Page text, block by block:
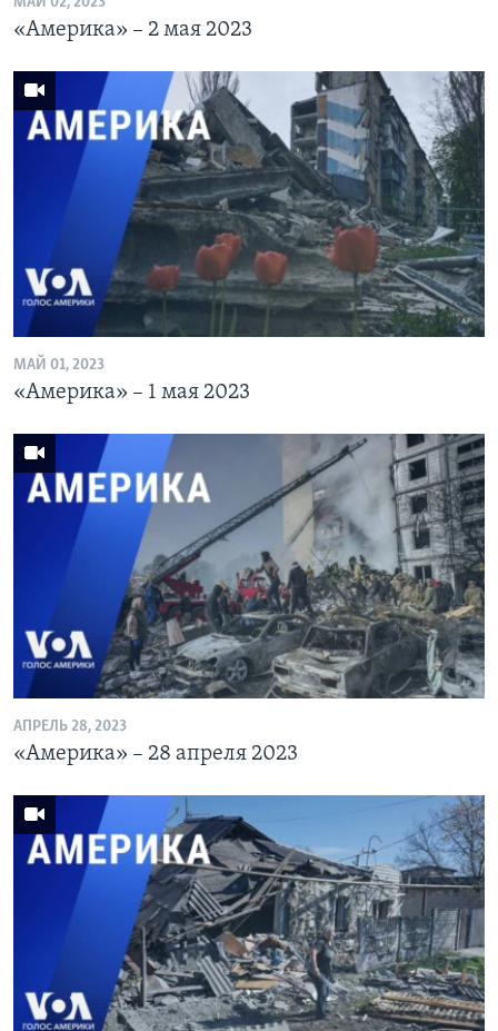
«Америка» – 2 мая 2023
МАЙ 01, 2023
«Америка» – 1 мая 2023
АПРЕЛЬ 28, 2023
«Америка» – 28 апреля 2023